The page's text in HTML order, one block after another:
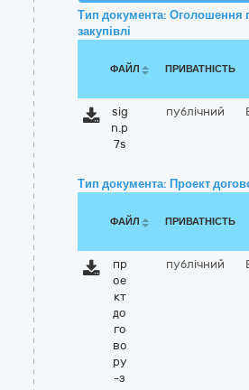
Тип документа: Оголошення
закупівлі
ФАЙЛ ПРИВАТНІСТЬ
sig
n.p
7s
публічний
Тип документа: Проект
ФАЙЛ ПРИВАТНІСТЬ
пр
ое
кт
до
го
во
ру
-з
публічний